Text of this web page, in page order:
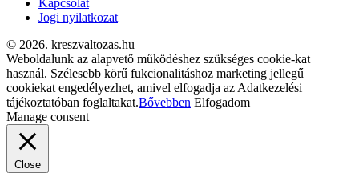
Kapcsolat
Jogi nyilatkozat
© 2026. kreszvaltozas.hu
Weboldalunk az alapvető működéshez szükséges cookie-kat
használ. Szélesebb körű fukcionalitáshoz marketing jellegű
cookiekat engedélyezhet, amivel elfogadja az Adatkezelési
tájékoztatóban foglaltakat.Bővebben Elfogadom
Manage consent
Close